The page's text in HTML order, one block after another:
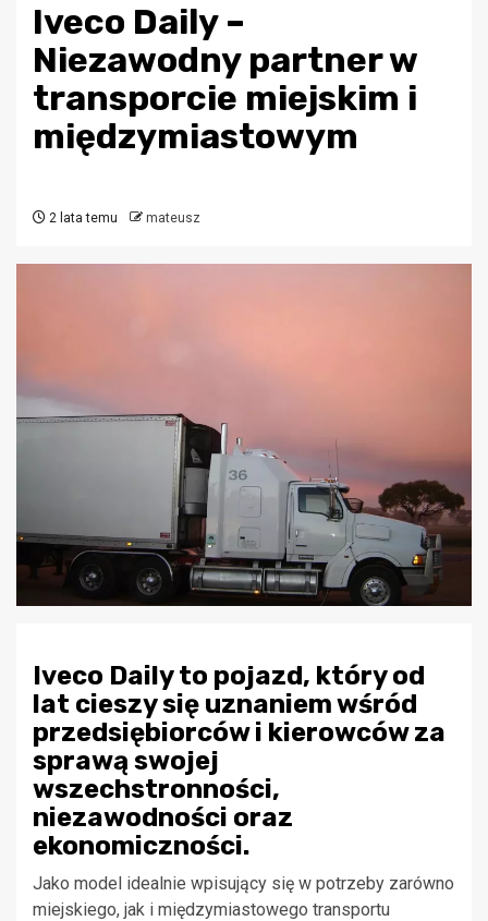
Iveco Daily –
Niezawodny partner w
transporcie miejskim i
międzymiastowym
2 lata temu mateusz
Iveco Daily to pojazd, który od
lat cieszy się uznaniem wśród
przedsiębiorców i kierowców za
sprawą swojej
wszechstronności,
niezawodności oraz
ekonomiczności.
Jako model idealnie wpisujący się w potrzeby zarówno
miejskiego, jak i międzymiastowego transportu